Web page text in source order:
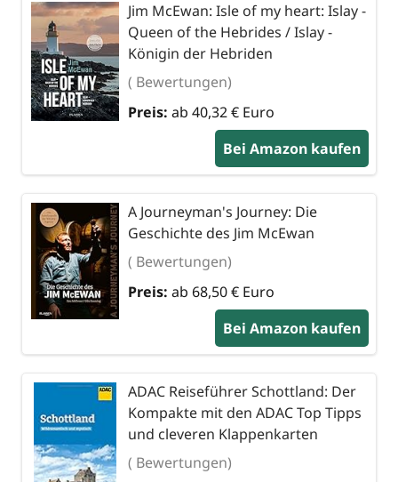
Jim McEwan: Isle of my heart: Islay -
Queen of the Hebrides / Islay -
Königin der Hebriden
( Bewertungen)
Preis: ab 40,32 € Euro
Bei Amazon kaufen
A Journeyman's Journey: Die
Geschichte des Jim McEwan
( Bewertungen)
Preis: ab 68,50 € Euro
Bei Amazon kaufen
ADAC Reiseführer Schottland: Der
Kompakte mit den ADAC Top Tipps
und cleveren Klappenkarten
( Bewertungen)